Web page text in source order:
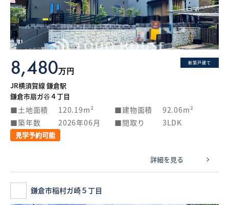
新築戸建て
8,480万円
JR横須賀線 鎌倉駅
鎌倉市扇ガ谷４丁目
土地面積 120.19m² 建物面積
92.06m²
築年数
2026年06月 間取り 3LDK
見学予約可能
詳細を見る
鎌倉市稲村ガ崎５丁目